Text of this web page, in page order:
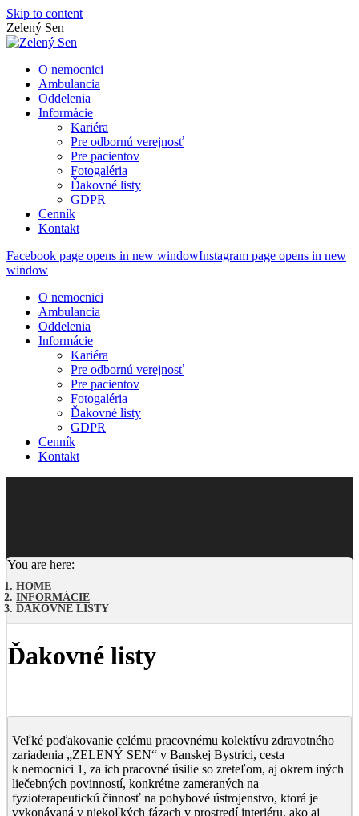
Skip to content
Zelený Sen
O nemocnici
Ambulancia
Oddelenia
Informácie
Kariéra
Pre odbornú verejnosť
Pre pacientov
Fotogaléria
Ďakovné listy
GDPR
Cenník
Kontakt
Facebook page opens in new windowInstagram page opens in new
window
O nemocnici
Ambulancia
Oddelenia
Informácie
Kariéra
Pre odbornú verejnosť
Pre pacientov
Fotogaléria
Ďakovné listy
GDPR
Cenník
Kontakt
You are here:
HOME
INFORMÁCIE
ĎAKOVNÉ LISTY
Ďakovné listy
Veľké poďakovanie celému pracovnému kolektívu zdravotného
zariadenia „ZELENÝ SEN“ v Banskej Bystrici, cesta
k nemocnici 1, za ich pracovné úsilie so zreteľom, aj okrem iných
liečebných povinností, konkrétne zameraných na
fyzioterapeutickú činnosť na pohybové ústrojenstvo, ktorá je
vykonávaná v niekoľkých fázach v prostredí interiéru, ako aj